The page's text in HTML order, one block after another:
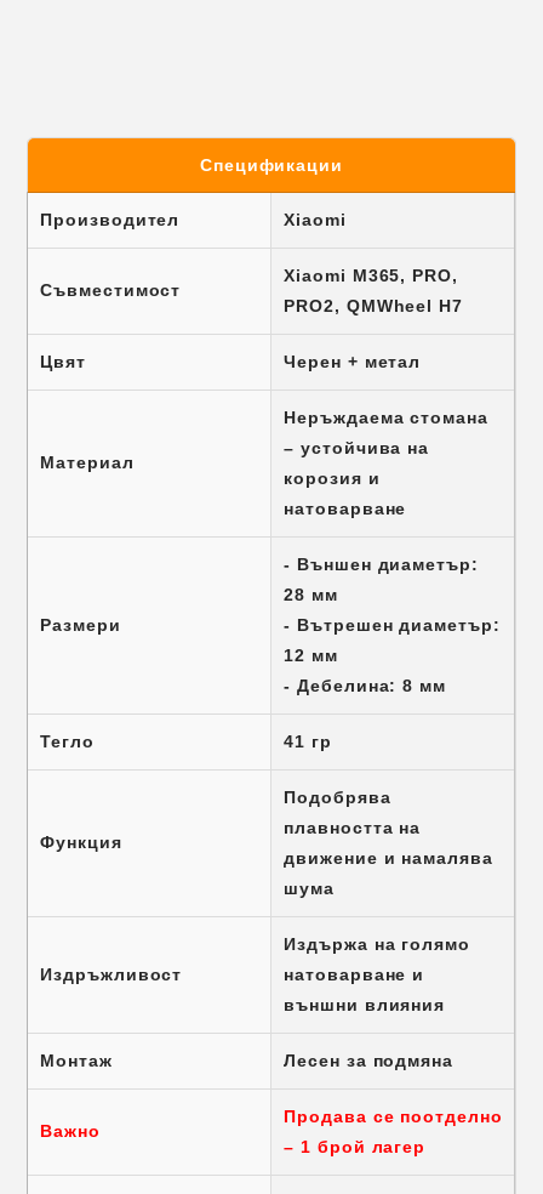
Спецификации
Производител Xiaomi
Съвместимост
Xiaomi M365, PRO,
PRO2, QMWheel H7
Цвят Черен + метал
Материал
Неръждаема стомана
– устойчива на
корозия и
натоварване
Размери
- Външен диаметър:
28 мм
- Вътрешен диаметър:
12 мм
- Дебелина: 8 мм
Тегло 41 гр
Функция
Подобрява
плавността на
движение и намалява
шума
Издръжливост
Издържа на голямо
натоварване и
външни влияния
Монтаж Лесен за подмяна
Важно
Продава се поотделно
– 1 брой лагер